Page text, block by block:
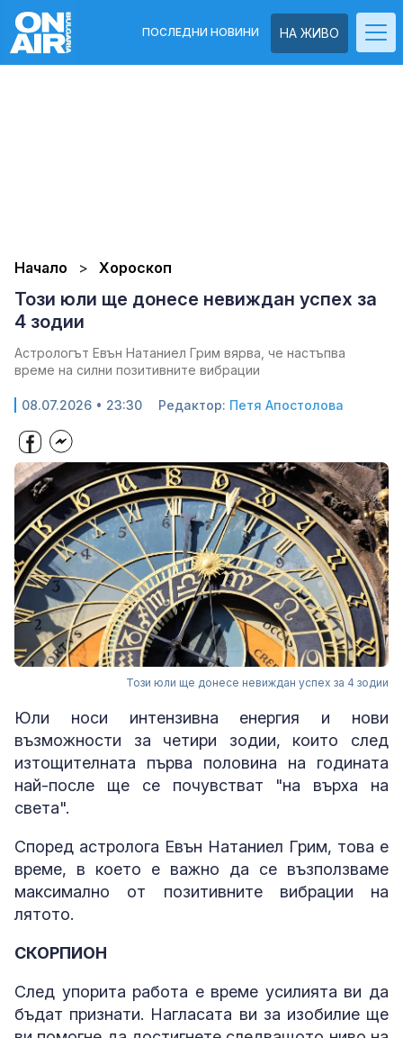
НА ЖИВО
ПОСЛЕДНИ НОВИНИ
Начало Хороскоп
Този юли ще донесе невиждан успех за
4 зодии
Астрологът Евън Натаниел Грим вярва, че настъпва
време на силни позитивните вибрации
08.07.2026 • 23:30 Редактор: Петя Апостолова
Този юли ще донесе невиждан успех за 4 зодии
Юли носи интензивна енергия и нови
възможности за четири зодии, които след
изтощителната първа половина на годината
най-после ще се почувстват "на върха на
света".
Според астролога Евън Натаниел Грим, това е
време, в което е важно да се възползваме
максимално от позитивните вибрации на
лятото.
СКОРПИОН
След упорита работа е време усилията ви да
бъдат признати. Нагласата ви за изобилие ще